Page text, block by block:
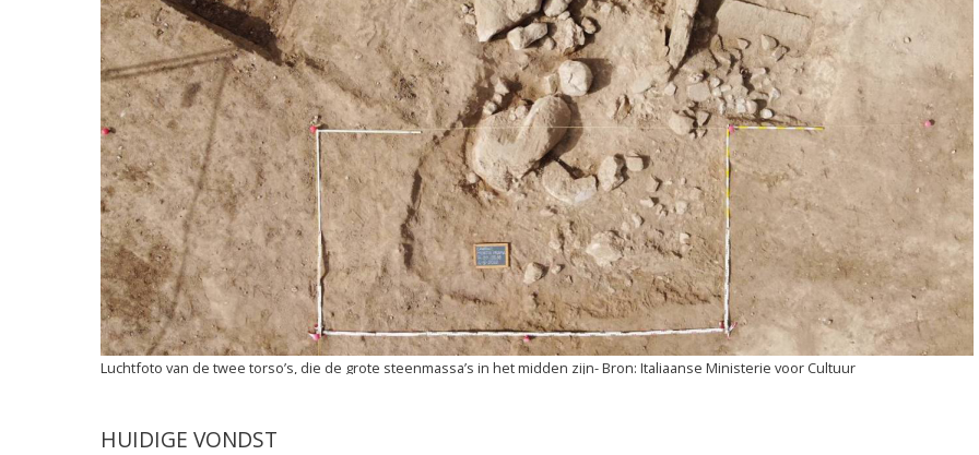
Luchtfoto van de twee torso’s, die de grote steenmassa’s in het midden zijn Italiaanse Ministerie voor Cultuur
HUIDIGE VONDST